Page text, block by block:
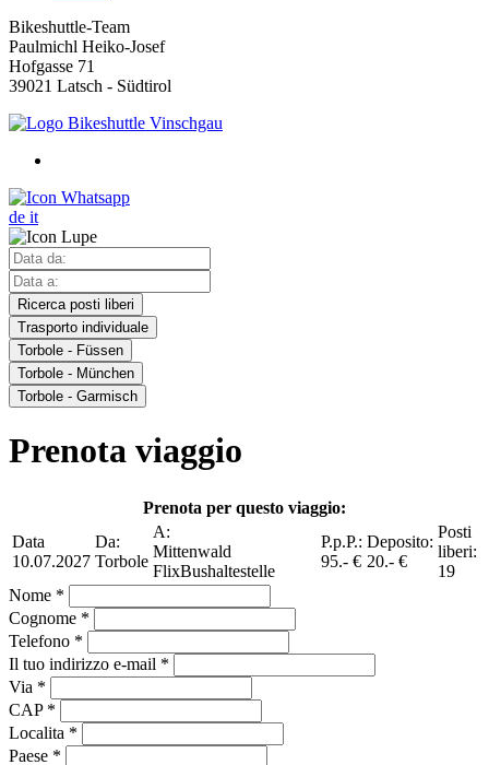
Bikeshuttle-Team
Paulmichl Heiko-Josef
Hofgasse 71
39021 Latsch - Südtirol
de it
Ricerca posti liberi
Trasporto individuale
Torbole - Füssen
Torbole - München
Torbole - Garmisch
Prenota viaggio
Prenota per questo viaggio:
Data
10.07.2027
Da:
Torbole
A:
Mittenwald
FlixBushaltestelle
P.p.P.:
95.- €
Deposito:
20.- €
Posti
liberi:
19
Nome *
Cognome *
Telefono *
Il tuo indirizzo e-mail *
Via *
CAP *
Localita *
Paese *